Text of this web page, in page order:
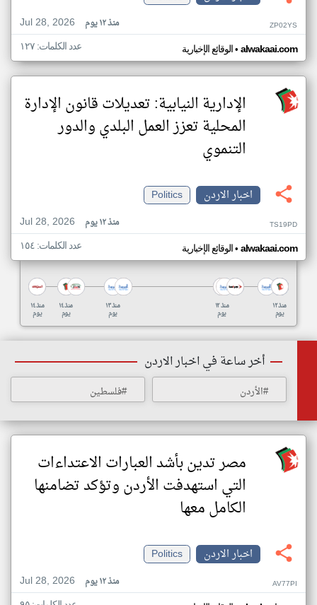
Jul 28, 2026
منذ ١٢ يوم ZP02YS
الوقائع الإخبارية• alwakaai.com عدد الكلمات: ١٢٧
الإدارية النيابية: تعديلات قانون الإدارة
المحلية تعزز العمل البلدي والدور
التنموي
اخبار الاردن
Politics
Jul 28, 2026
منذ ١٢ يوم TS19PD
الوقائع الإخبارية• alwakaai.com عدد الكلمات: ١٥٤
منذ ١٤
يوم
منذ ١٤
يوم
منذ ١٣
يوم
منذ ١٢
يوم
منذ ١٢
يوم
أخر ساعة في اخبار الاردن
#الأردن #فلسطين
مصر تدين بأشد العبارات الاعتداءات
التي استهدفت الأردن وتؤكد تضامنها
الكامل معها
اخبار الاردن
Politics
Jul 28, 2026
منذ ١٢ يوم AV77PI